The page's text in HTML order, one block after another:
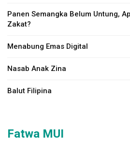
Panen Semangka Belum Untung,
Zakat?
Menabung Emas Digital
Nasab Anak Zina
Balut Filipina
Fatwa MUI